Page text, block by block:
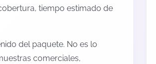
tiempo estimado de
del paquete. No es lo
comerciales,